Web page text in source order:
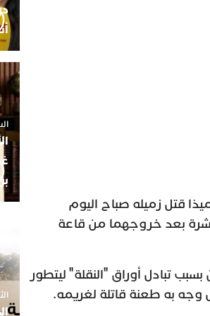
قتل زميله صباح اليوم
بعد خروجهما من قاعة
تبادل أوراق "النقلة" ليتطور
وجه به طعنة قاتلة لغريمه.
السبت